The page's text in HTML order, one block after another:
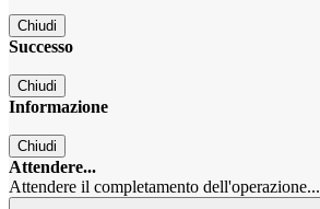
Chiudi
Successo
Chiudi
Informazione
Chiudi
Attendere...
Attendere il completamento dell'operazione...